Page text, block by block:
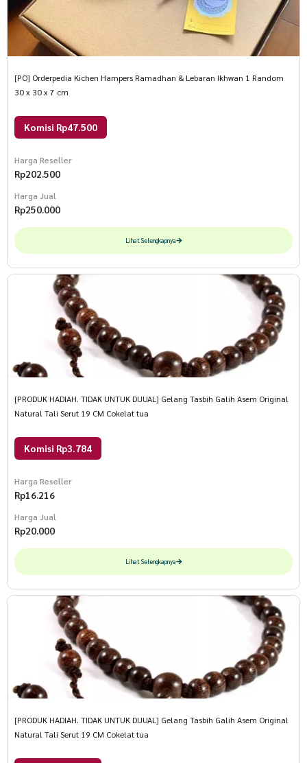
[PO] Orderpedia Kichen Hampers Ramadhan & Lebaran Ikhwan 1 Random
30 x 30 x 7 cm
Komisi Rp47.500
Harga Reseller
Rp202.500
Harga Jual
Rp250.000
Lihat Selengkapnya
[PRODUK HADIAH. TIDAK UNTUK DIJUAL] Gelang Tasbih Galih Asem Original
Natural Tali Serut 19 CM Cokelat tua
Komisi Rp3.784
Harga Reseller
Rp16.216
Harga Jual
Rp20.000
Lihat Selengkapnya
[PRODUK HADIAH. TIDAK UNTUK DIJUAL] Gelang Tasbih Galih Asem Original
Natural Tali Serut 19 CM Cokelat tua